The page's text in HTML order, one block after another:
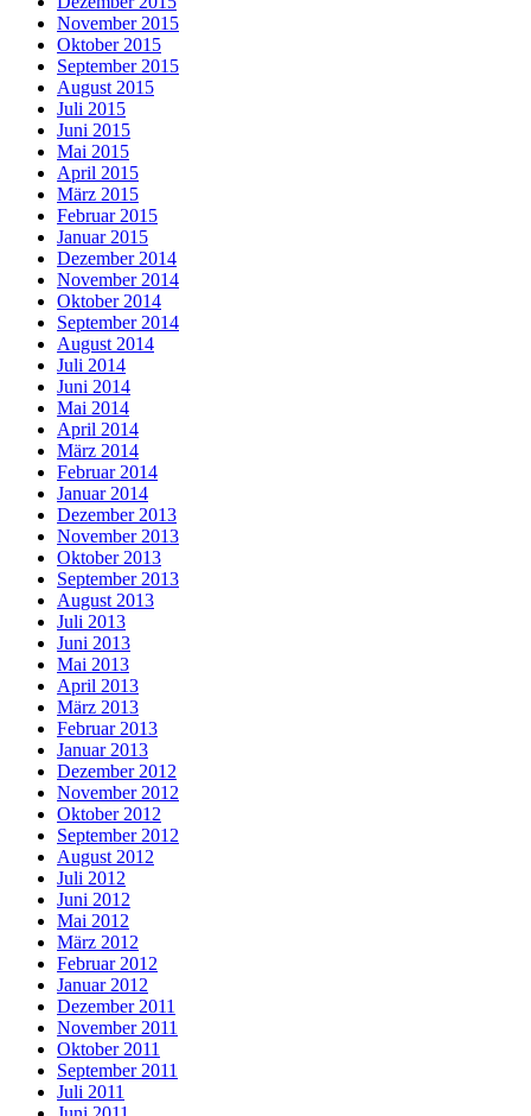
November 2015
Oktober 2015
September 2015
August 2015
Juli 2015
Juni 2015
Mai 2015
April 2015
März 2015
Februar 2015
Januar 2015
Dezember 2014
November 2014
Oktober 2014
September 2014
August 2014
Juli 2014
Juni 2014
Mai 2014
April 2014
März 2014
Februar 2014
Januar 2014
Dezember 2013
November 2013
Oktober 2013
September 2013
August 2013
Juli 2013
Juni 2013
Mai 2013
April 2013
März 2013
Februar 2013
Januar 2013
Dezember 2012
November 2012
Oktober 2012
September 2012
August 2012
Juli 2012
Juni 2012
Mai 2012
März 2012
Februar 2012
Januar 2012
Dezember 2011
November 2011
Oktober 2011
September 2011
Juli 2011